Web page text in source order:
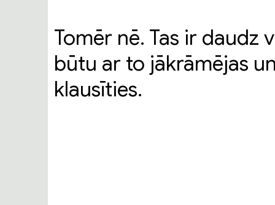
Tomēr nē. Tas ir daudz
būtu ar to jākrāmējas
klausīties.